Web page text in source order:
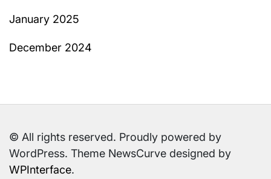
January 2025
December 2024
© All rights reserved. Proudly powered by
WordPress. Theme NewsCurve designed by
WPInterface.